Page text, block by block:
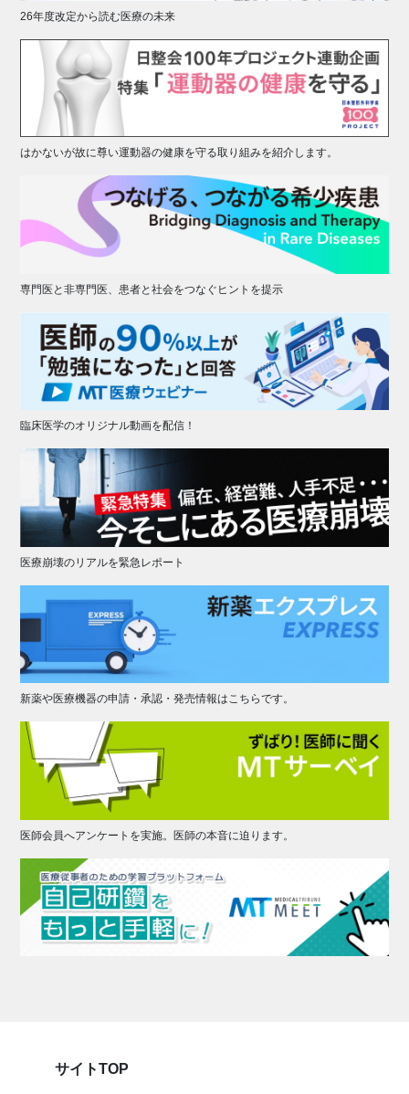
26年度改定から読む医療の未来
はかないが故に尊い運動器の健康を守る取り組みを紹介します。
専門医と非専門医、患者と社会をつなぐヒントを提示
臨床医学のオリジナル動画を配信！
医療崩壊のリアルを緊急レポート
新薬や医療機器の申請・承認・発売情報はこちらです。
医師会員へアンケートを実施。医師の本音に迫ります。
サイトTOP